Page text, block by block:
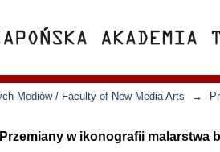
Mediów / Faculty of New Media Arts →
Przemiany w ikonografii malarstwa